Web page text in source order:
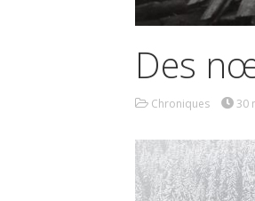
Des
Chroniques 30